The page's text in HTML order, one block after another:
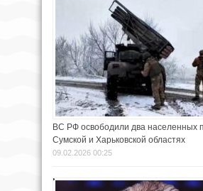
ВС РФ освободили два населенных
Сумской и Харьковской областях
09.02.2026 00:25